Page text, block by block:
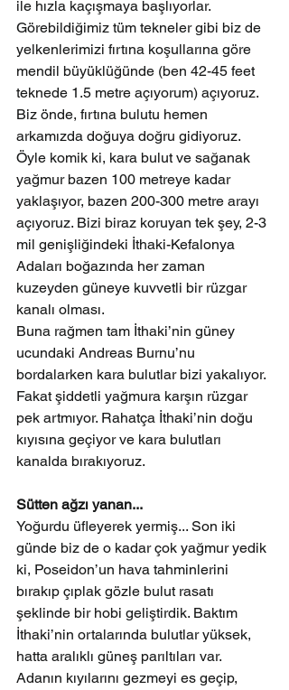
ile hızla kaçışmaya başlıyorlar.
Görebildiğimiz tüm tekneler gibi biz de
yelkenlerimizi fırtına koşullarına göre
mendil büyüklüğünde (ben 42-45 feet
teknede 1.5 metre açıyorum) açıyoruz.
Biz önde, fırtına bulutu hemen
arkamızda doğuya doğru gidiyoruz.
Öyle komik ki, kara bulut ve sağanak
yağmur bazen 100 metreye kadar
yaklaşıyor, bazen 200-300 metre arayı
açıyoruz. Bizi biraz koruyan tek şey, 2-3
mil genişliğindeki İthaki-Kefalonya
Adaları boğazında her zaman
kuzeyden güneye kuvvetli bir rüzgar
kanalı olması.
Buna rağmen tam İthaki’nin güney
ucundaki Andreas Burnu’nu
bordalarken kara bulutlar bizi yakalıyor.
Fakat şiddetli yağmura karşın rüzgar
pek artmıyor. Rahatça İthaki’nin doğu
kıyısına geçiyor ve kara bulutları
kanalda bırakıyoruz.
Sütten ağzı yanan...
Yoğurdu üfleyerek yermiş... Son iki
günde biz de o kadar çok yağmur yedik
ki, Poseidon’un hava tahminlerini
bırakıp çıplak gözle bulut rasatı
şeklinde bir hobi geliştirdik. Baktım
İthaki’nin ortalarında bulutlar yüksek,
hatta aralıklı güneş parıltıları var.
Adanın kıyılarını gezmeyi es geçip,